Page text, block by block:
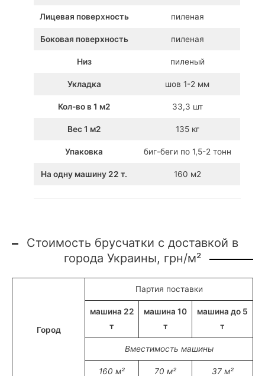
Лицевая поверхность пиленая
Боковая поверхность пиленая
Низ пиленый
Укладка шов 1-2 мм
Кол-во в 1 м2 33,3 шт
Вес 1 м2 135 кг
Упаковка биг-беги по 1,5-2 тонн
На одну машину 22 т. 160 м2
Стоимость брусчатки с доставкой в
города Украины, грн/м²
Город
Партия поставки
машина 22
т
машина 10
т
машина до 5
т
Вместимость машины
160 м² 70 м² 37 м²